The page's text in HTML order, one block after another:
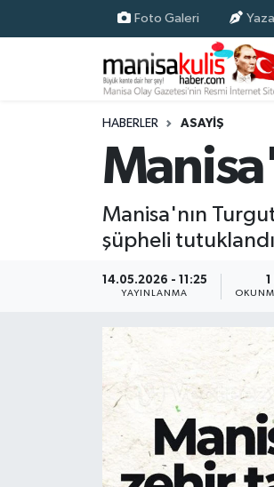
Foto Galeri
HABERLER ASAYIŞ
Manisa'nın
şüpheli
14.05.2026 - 11:25
YAYINLANMA
1
Ekonomi
Gündem
Resmi İlan
Yunusemre Nöbetçi Eczaneler
Yunusemre Trafik Yoğunluk
Süper Lig Puan Durumu ve
Tüm Manşetler
Son Dakika Haberleri
Haber Arşivi